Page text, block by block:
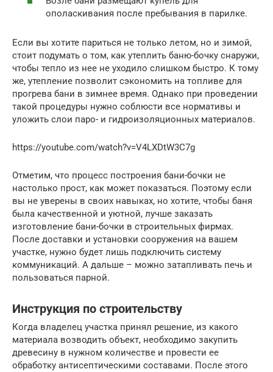
ополаскивания после пребывания в парилке.
Если вы хотите париться не только летом, но и зимой,
стоит подумать о том, как утеплить баню-бочку снаружи,
чтобы тепло из нее не уходило слишком быстро. К тому
же, утепление позволит сэкономить на топливе для
прогрева бани в зимнее время. Однако при проведении
такой процедуры нужно соблюсти все нормативы и
уложить слои паро- и гидроизоляционных материалов.
https://youtube.com/watch?v=V4LXDtW3C7g
Отметим, что процесс построения бани-бочки не
настолько прост, как может показаться. Поэтому если
вы не уверены в своих навыках, но хотите, чтобы баня
была качественной и уютной, лучше заказать
изготовление бани-бочки в строительных фирмах.
После доставки и установки сооружения на вашем
участке, нужно будет лишь подключить систему
коммуникаций. А дальше – можно затапливать печь и
пользоваться парной.
Инструкция по строительству
Когда владелец участка принял решение, из какого
материала возводить объект, необходимо закупить
древесину в нужном количестве и провести ее
обработку антисептическими составами. После этого